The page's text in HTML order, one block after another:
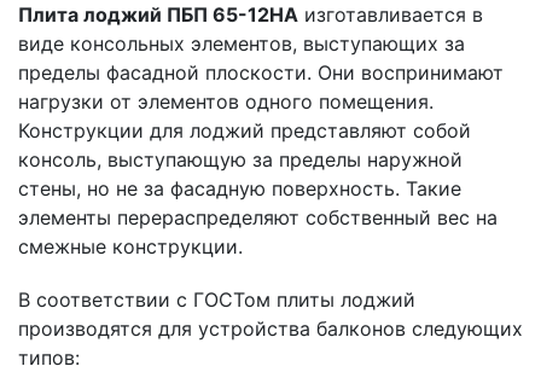
Плита лоджий ПБП 65-12НА изготавливается в
виде консольных элементов, выступающих за
пределы фасадной плоскости. Они воспринимают
нагрузки от элементов одного помещения.
Конструкции для лоджий представляют собой
консоль, выступающую за пределы наружной
стены, но не за фасадную поверхность. Такие
элементы перераспределяют собственный вес на
смежные конструкции.
В соответствии с ГОСТом плиты лоджий
производятся для устройства балконов следующих
типов: